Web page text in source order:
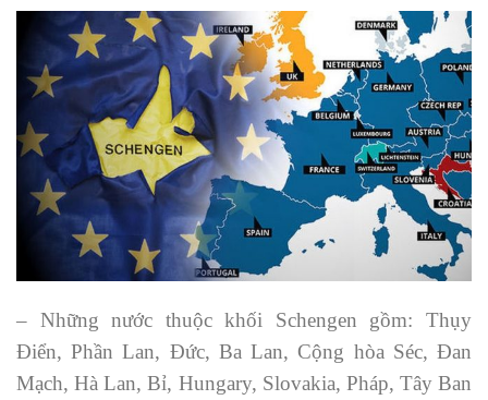
– Những nước thuộc khối Schengen gồm: Thụy
Điển, Phần Lan, Đức, Ba Lan, Cộng hòa Séc, Đan
Mạch, Hà Lan, Bỉ, Hungary, Slovakia, Pháp, Tây Ban